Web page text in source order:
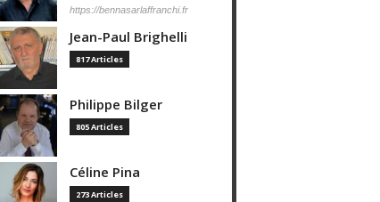
https://bennasarlaffranchi.fr
Jean-Paul Brighelli
817 Articles
Philippe Bilger
805 Articles
Céline Pina
273 Articles